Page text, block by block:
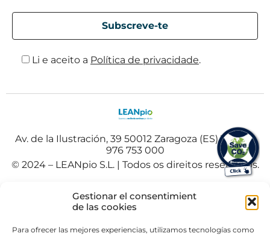
Gestionar el consentimient
de las cookies
Para ofrecer las mejores experiencias, utilizamos tecnologías como
Li e aceito a Política de privacidade.
Av. de la Ilustración, 39 50012 Zaragoza (ES) Tel. +34
976 753 000
© 2024 – LEANpio S.L. | Todos os direitos reservados.
Español Espanhol Polski
Portuguese